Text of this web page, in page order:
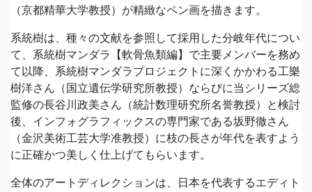
（京都精華大学教授）が精緻なペン画を描きます。
系統樹は、種々の文献を参照して採用した分岐年代につい
て、系統樹マンダラ【軟骨魚類編】で主要メンバーを務め
て以降、系統樹マンダラプロジェクトに深くかかわる工樂
樹洋さん（国立遺伝学研究所教授）ならびに当シリーズ総
監修の長谷川政美さん（統計数理研究所名誉教授）と検討
後、インフォグラフィックスの専門家である坂野徹さん
（金沢美術工芸大学准教授）に枝の長さが年代を表すよう
に正確かつ美しく仕上げてもらいます。
全体のアートディレクションは、日本を代表するエディト